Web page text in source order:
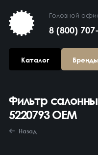
Головной
8 (800)
Каталог Бренды
Фильтр
5220793 OEM
Назад